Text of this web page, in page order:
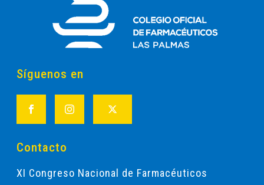
Síguenos en
Contacto
XI Congreso Nacional de Farmacéuticos